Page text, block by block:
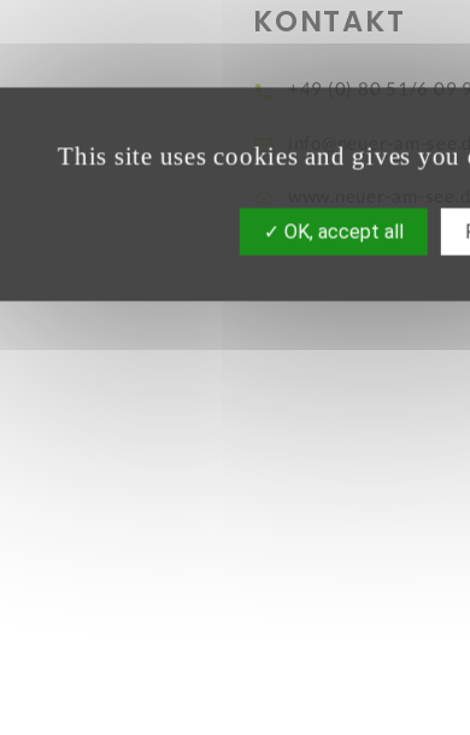
KONTAKT
+49 (0) 80 51/6 09
info@neuer-am-
This site uses cookies and gives
OK, accept all